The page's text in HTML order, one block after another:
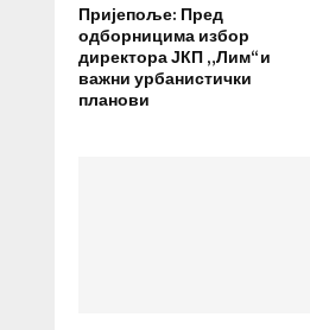
Пријепоље: Пред
одборницима избор
директора ЈКП „Лим“ и
важни урбанистички
планови